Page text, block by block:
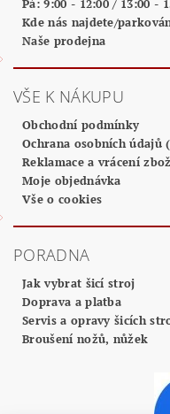
Pá: 9:00 - 12:00 / 13:00 -
Kde nás najdete/
Naše prodejna
VŠE K NÁKUPU
Obchodní podmínky
Ochrana osobních údajů
Reklamace a vrácení
Moje objednávka
Vše o cookies
PORADNA
Jak vybrat šicí stroj
Doprava a platba
Servis a opravy šicích
Broušení nožů, nůžek